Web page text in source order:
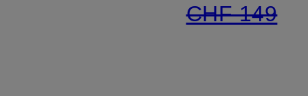
CHF 149